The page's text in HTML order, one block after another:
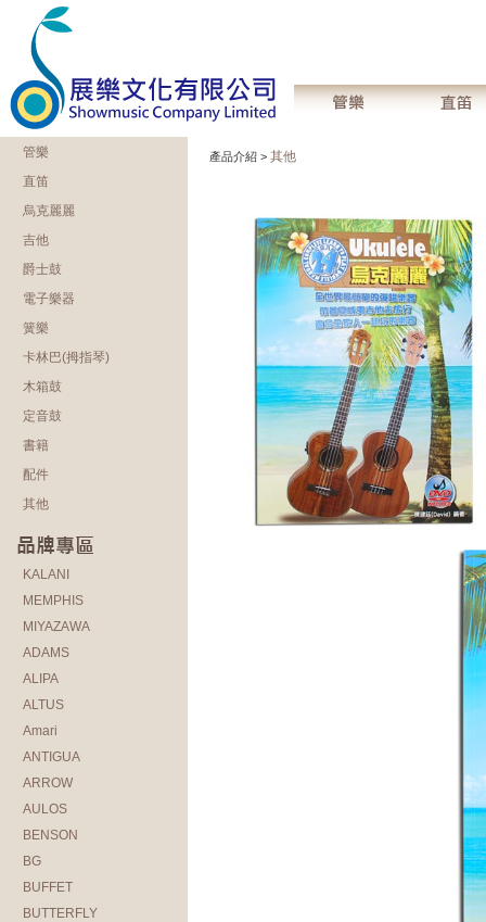
管樂
直笛
烏克麗麗
吉他
爵士鼓
電子樂器
簧樂
卡林巴(拇指琴)
木箱鼓
定音鼓
書籍
配件
其他
KALANI
MEMPHIS
MIYAZAWA
ADAMS
ALIPA
ALTUS
Amari
ANTIGUA
ARROW
AULOS
BENSON
BG
BUFFET
BUTTERFLY
產品介紹 > 其他